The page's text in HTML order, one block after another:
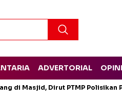
ADVERTORIAL OPINI
di Masjid, Dirut PTMP Polisikan